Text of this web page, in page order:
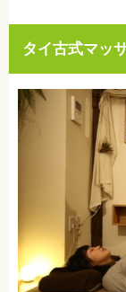
タイ古式マッ